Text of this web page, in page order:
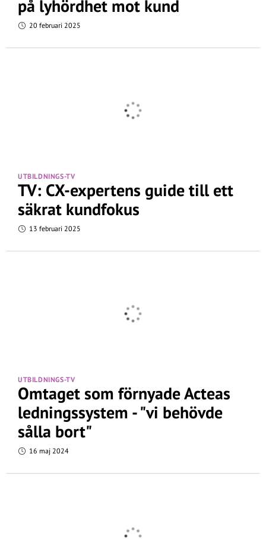
på lyhördhet mot kund
20 februari 2025
UTBILDNINGS-TV
TV: CX-expertens guide till ett
säkrat kundfokus
13 februari 2025
UTBILDNINGS-TV
Omtaget som förnyade Acteas
ledningssystem - "vi behövde
sålla bort"
16 maj 2024